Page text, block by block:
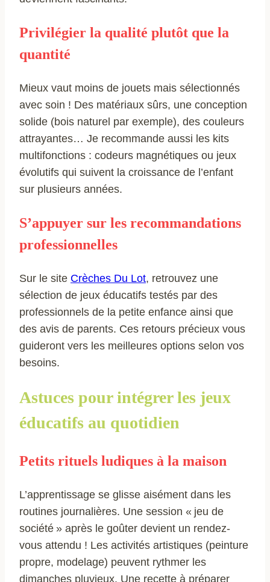
Privilégier la qualité plutôt que la
quantité
Mieux vaut moins de jouets mais sélectionnés
avec soin ! Des matériaux sûrs, une conception
solide (bois naturel par exemple), des couleurs
attrayantes… Je recommande aussi les kits
multifonctions : codeurs magnétiques ou jeux
évolutifs qui suivent la croissance de l’enfant
sur plusieurs années.
S’appuyer sur les recommandations
professionnelles
Sur le site Crèches Du Lot, retrouvez une
sélection de jeux éducatifs testés par des
professionnels de la petite enfance ainsi que
des avis de parents. Ces retours précieux vous
guideront vers les meilleures options selon vos
besoins.
Astuces pour intégrer les jeux
éducatifs au quotidien
Petits rituels ludiques à la maison
L’apprentissage se glisse aisément dans les
routines journalières. Une session « jeu de
société » après le goûter devient un rendez-
vous attendu ! Les activités artistiques (peinture
propre, modelage) peuvent rythmer les
dimanches pluvieux. Une recette à préparer